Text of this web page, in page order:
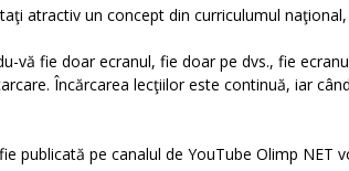
atractiv un concept din curriculumul
vă fie doar ecranul, fie doar pe dvs., fie
Încărcarea lecţiilor este continuă, iar
publicată pe canalul de YouTube Olimp NET